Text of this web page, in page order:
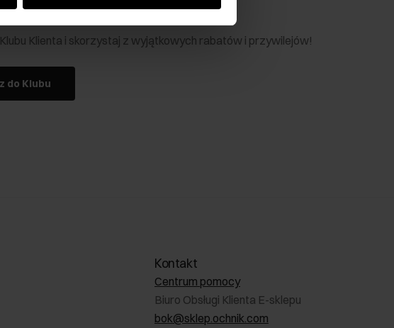
Ochnik
Klubu Klienta i skorzystaj z wyjątkowych rabatów i przywilejów!
do Klubu
Kontakt
Centrum pomocy
Biuro Obsługi Klienta E-sklepu
bok@sklep.ochnik.com